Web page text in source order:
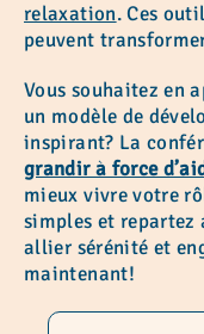
relaxation. Ces
peuvent
Vous souhaitez en
un modèle de
inspirant? La
grandir à force
mieux vivre votre
simples et repartez
allier sérénité et
maintenant!